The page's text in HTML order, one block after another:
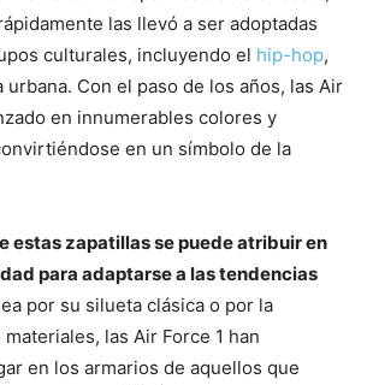
las llevó a ser adoptadas
culturales, incluyendo el hip-hop,
urbana. Con el paso de los años, las Air
en innumerables colores y
en un símbolo de la
estas zapatillas se puede atribuir en
para adaptarse a las tendencias
por su silueta clásica o por la
las Air Force 1 han
en los armarios de aquellos que